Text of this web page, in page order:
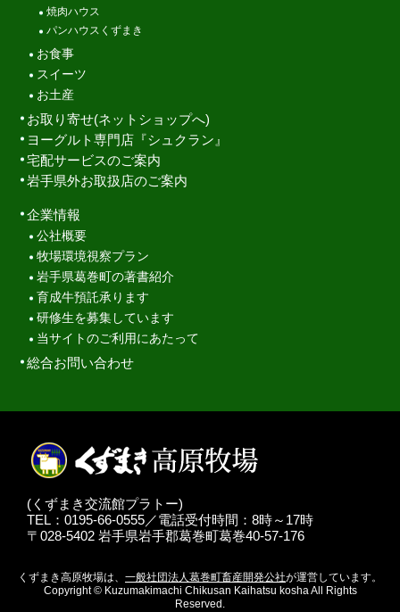
焼肉ハウス
パンハウスくずまき
お食事
スイーツ
お土産
お取り寄せ(ネットショップへ)
ヨーグルト専門店『シュクラン』
宅配サービスのご案内
岩手県外お取扱店のご案内
企業情報
公社概要
牧場環境視察プラン
岩手県葛巻町の著書紹介
育成牛預託承ります
研修生を募集しています
当サイトのご利用にあたって
総合お問い合わせ
(くずまき交流館プラトー)
TEL：0195-66-0555／電話受付時間：8時～17時
〒028-5402 岩手県岩手郡葛巻町葛巻40-57-176
くずまき高原牧場は、 一般社団法人葛巻町畜産開発公社が運営しています。
Copyright © Kuzumakimachi Chikusan Kaihatsu kosha All Rights
Reserved.